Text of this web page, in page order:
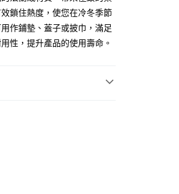
鎖住熱度，使您在冷冬季節
作鋪墊、蓋子或披巾，滿足
性，提升產品的使用壽命。